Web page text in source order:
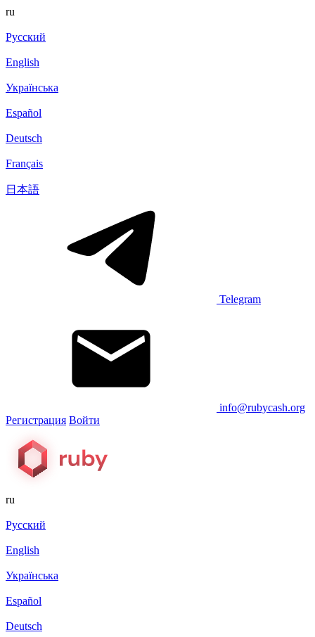
ru
Русский
English
Українська
Español
Deutsch
Français
日本語
Telegram
info@rubycash.org
Регистрация Войти
ru
Русский
English
Українська
Español
Deutsch